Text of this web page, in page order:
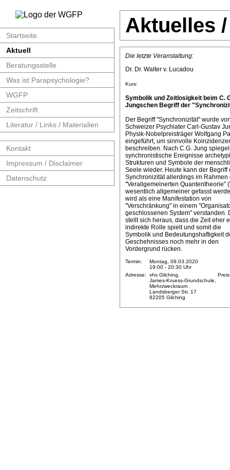
Startseite
Aktuell
Beratungsstelle
Was ist Parapsychologie?
WGFP
Zeitschrift
Literatur / Links / Materialien
Kontakt
Impressum / Disclaimer
Datenschutz
Aktuelles
Die letzte Veranstaltung:
Dr. Dr. Walter v. Lucadou
Kurs:
Symbolik und Zeitlosigkeit beim C.
Jungschen Begriff der
Der Begriff "Synchronizität" wurde
Schweizer Psychiater Carl-Gustav
Physik-Nobelpreisträger Wolfgang
eingeführt, um sinnvolle
beschreiben. Nach C.G. Jung
synchronistische Ereignisse
Strukturen und Symbole der
Seele wieder. Heute kann der Begriff
Synchronizität allerdings im Rahmen
"Verallgemeinerten Quantentheorie"
wesentlich allgemeiner gefasst
wird als eine Manifestation von
"Verschränkung" in einem
geschlossenen System" verstanden.
stellt sich heraus, dass die Zeit eher
indirekte Rolle spielt und somit die
Symbolik und Bedeutungshaftigkeit
Geschehnisses noch mehr in den
Vordergrund rücken.
Termin:
Montag, 09.03.2020
19:00 - 20:30 Uhr
Adresse:
vhs Gilching,
James-Kruess-Grundschule,
Mehrzweckraum
Landsberger Str. 17
82205 Gilching